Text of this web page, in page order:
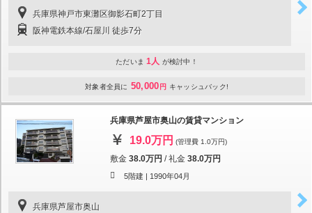
兵庫県神戸市東灘区御影石町2丁目
阪神電鉄本線/石屋川 徒歩7分
ただいま 1人 が検討中！
対象者全員に 50,000 円 キャッシュバック!
兵庫県芦屋市奥山の賃貸マンション
19.0万円 (管理費 1.0万円)
敷金 38.0万円 /礼金 38.0万円
5階建 | 1990年04月
兵庫県芦屋市奥山